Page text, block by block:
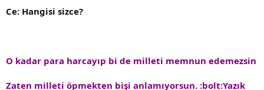
Ce: Hangisi sizce?
O kadar para harcayıp bi de milleti memnun edemezsin
Zaten milleti öpmekten bişi anlamıyorsun. :bolt:Yazık